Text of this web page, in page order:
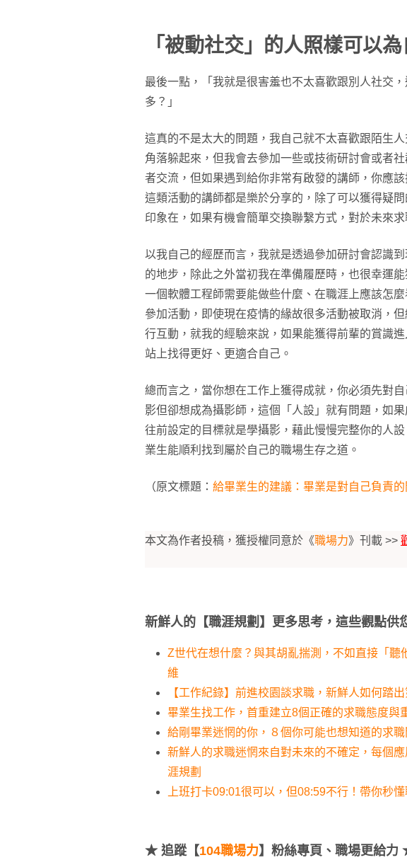
「被動社交」的人照樣可以
最後一點，「我就是很害羞也不太喜歡跟別人社交
多？」
這真的不是太大的問題，我自己就不太喜歡跟陌生
角落躲起來，但我會去參加一些或技術研討會或者
者交流，但如果遇到給你非常有啟發的講師，你應
這類活動的講師都是樂於分享的，除了可以獲得疑
印象在，如果有機會簡單交換聯繫方式，對於未來
以我自己的經歷而言，我就是透過參加研討會認識
的地步，除此之外當初我在準備履歷時，也很幸運
一個軟體工程師需要能做些什麼、在職涯上應該怎
參加活動，即使現在疫情的緣故很多活動被取消，
行互動，就我的經驗來說，如果能獲得前輩的賞識
站上找得更好、更適合自己。
總而言之，當你想在工作上獲得成就，你必須先對
影但卻想成為攝影師，這個「人設」就有問題，如
往前設定的目標就是學攝影，藉此慢慢完整你的人
業生能順利找到屬於自己的職場生存之道。
（原文標題： 給畢業生的建議：畢業是對自己負責
本文為作者投稿，獲授權同意於《職場力》刊載 >>
新鮮人的【職涯規劃】更多思考，這些觀點供
Z世代在想什麼？與其胡亂揣測，不如直接「聽
維
【工作紀錄】前進校園談求職，新鮮人如何踏出
畢業生找工作，首重建立8個正確的求職態度與
給剛畢業迷惘的你，８個你可能也想知道的求職
新鮮人的求職迷惘來自對未來的不確定，每個
涯規劃
上班打卡09:01很可以，但08:59不行！帶你秒
★ 追蹤【104職場力】粉絲專頁、職場更給力